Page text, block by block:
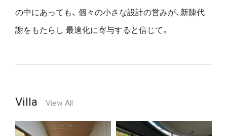
の中にあっても、 個々の小さな設計の営みが、新陳代
謝をもたらし 最適化に寄与すると信じて。
Villa View All